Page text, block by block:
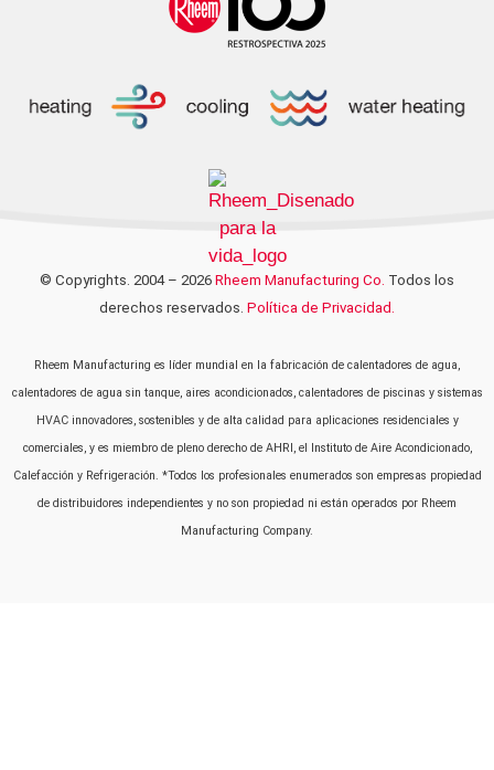
© Copyrights. 2004 – 2026 Rheem Manufacturing Co. Todos los
derechos reservados. Política de Privacidad.
Rheem Manufacturing es líder mundial en la fabricación de calentadores de agua,
calentadores de agua sin tanque, aires acondicionados, calentadores de piscinas y sistemas
HVAC innovadores, sostenibles y de alta calidad para aplicaciones residenciales y
comerciales, y es miembro de pleno derecho de AHRI, el Instituto de Aire Acondicionado,
Calefacción y Refrigeración. *Todos los profesionales enumerados son empresas propiedad
de distribuidores independientes y no son propiedad ni están operados por Rheem
Manufacturing Company.